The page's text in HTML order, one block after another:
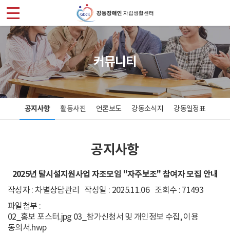
강
동
장
애
인
자
립
생
활
센
커뮤니티
공지사항 활동사진 언론보도 강동소식지 강동일정표
공지사항
2025년 탈시설지원사업 자조모임 "자주보조" 참여자 모집 안내
작성자 : 차별상담관리 작성일 : 2025.11.06 조회수 : 71493
파일첨부 :
02_홍보 포스터.jpg 03_참가신청서 및 개인정보 수집, 이용
동의서.hwp